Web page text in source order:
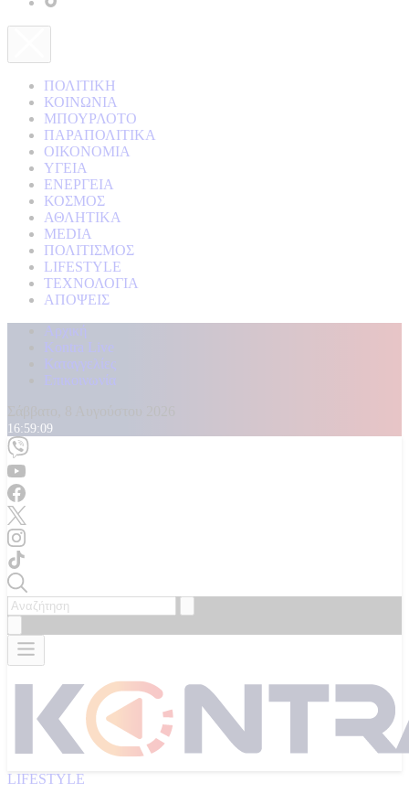
ΠΟΛΙΤΙΚΗ
ΚΟΙΝΩΝΙΑ
ΜΠΟΥΡΛΟΤΟ
ΠΑΡΑΠΟΛΙΤΙΚΑ
ΟΙΚΟΝΟΜΙΑ
ΥΓΕΙΑ
ΕΝΕΡΓΕΙΑ
ΚΟΣΜΟΣ
ΑΘΛΗΤΙΚΑ
MEDIA
ΠΟΛΙΤΙΣΜΟΣ
LIFESTYLE
ΤΕΧΝΟΛΟΓΙΑ
ΑΠΟΨΕΙΣ
Αρχική
Kontra Live
Καταγγελίες
Επικοινωνία
16:59:11
LIFESTYLE